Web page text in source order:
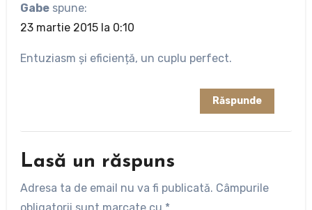
Gabe spune:
23 martie 2015 la 0:10
Entuziasm și eficiență, un cuplu perfect.
Răspunde
Lasă un răspuns
Adresa ta de email nu va fi publicată. Câmpurile